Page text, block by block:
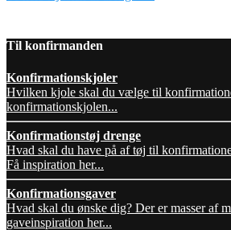
Til konfirmanden
Konfirmationskjoler
Hvilken kjole skal du vælge til
konfirmationskjolen...
Konfirmationstøj drenge
Hvad skal du have på af tøj til
Få inspiration her...
Konfirmationsgaver
Hvad skal du ønske dig? Der er masser af
gaveinspiration her...